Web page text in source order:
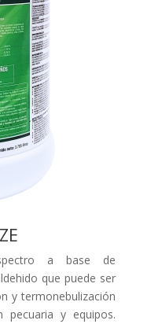
a base de
que puede ser
y termonebulización
pecuaria y equipos.